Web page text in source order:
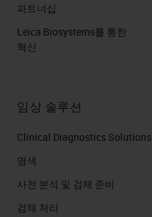
파트너십
Leica Biosystems를 통한
혁신
임상 솔루션
Clinical Diagnostics Solutions
염색
사전 분석 및 검체 준비
검체 처리